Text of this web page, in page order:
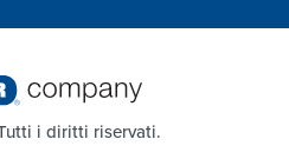
i diritti riservati.